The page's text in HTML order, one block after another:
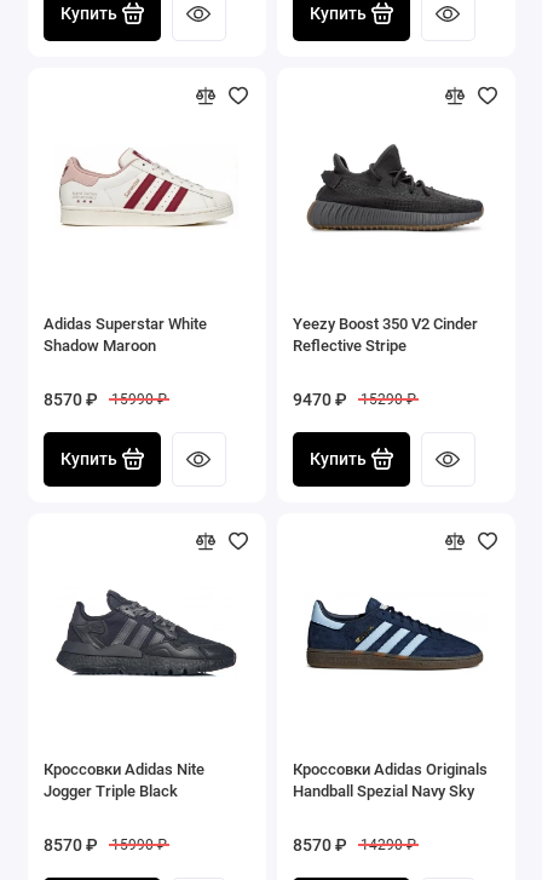
Купить Купить
Adidas Superstar White
Shadow Maroon
8570 ₽ 15990 ₽
Купить
Yeezy Boost 350 V2 Cinder
Reflective Stripe
9470 ₽ 15290 ₽
Купить
Кроссовки Adidas Nite
Jogger Triple Black
8570 ₽ 15990 ₽
Кроссовки Adidas Originals
Handball Spezial Navy Sky
8570 ₽ 14290 ₽